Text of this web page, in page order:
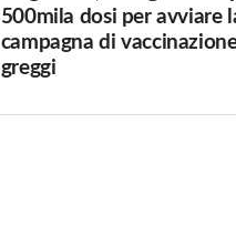
500mila dosi per avviare
campagna di
greggi